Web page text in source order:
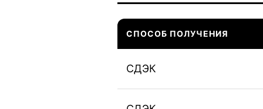
СПОСОБ ПОЛУЧЕНИЯ
СДЭК